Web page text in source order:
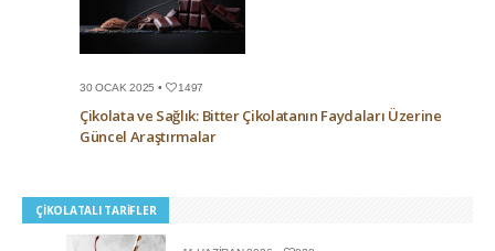
30 OCAK 2025 • 1497
Çikolata ve Sağlık: Bitter Çikolatanın Faydaları Üzerine
Güncel Araştırmalar
ÇIKOLATALI TARIFLER